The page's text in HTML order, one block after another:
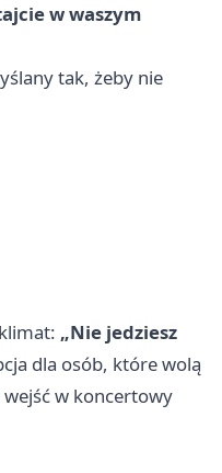
w waszym
tak, żeby nie
„Nie jedziesz
dla osób, które wolą
w koncertowy